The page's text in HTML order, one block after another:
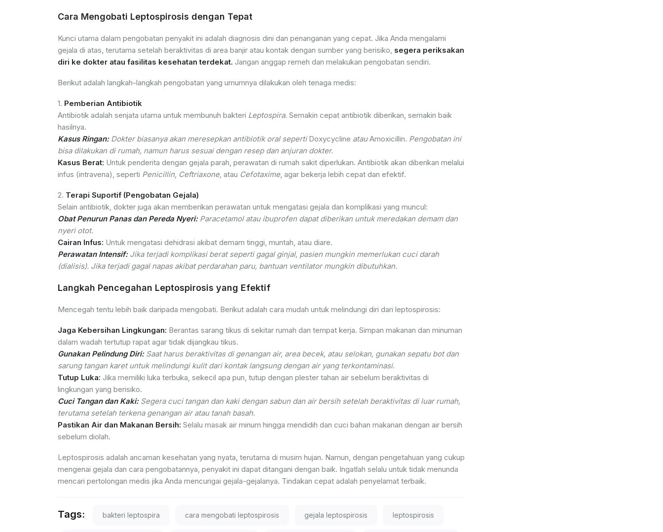
Cara Mengobati Leptospirosis dengan Tepat
Kunci utama dalam pengobatan penyakit ini adalah diagnosis dini dan penanganan yang cepat. Jika Anda mengalami
gejala di atas, terutama setelah beraktivitas di area banjir atau kontak dengan sumber yang berisiko, segera periksakan
diri ke dokter atau fasilitas kesehatan terdekat. Jangan anggap remeh dan melakukan pengobatan sendiri.
Berikut adalah langkah-langkah pengobatan yang umumnya dilakukan oleh tenaga medis:
1. Pemberian Antibiotik
Antibiotik adalah senjata utama untuk membunuh bakteri Leptospira. Semakin cepat antibiotik diberikan, semakin baik
hasilnya.
Kasus Ringan:Dokter biasanya akan meresepkan antibiotik oral sepertiDoxycycline atauAmoxicillin. Pengobatan ini
bisa dilakukan di rumah, namun harus sesuai dengan resep dan anjuran dokter.
Kasus Berat: Untuk penderita dengan gejala parah, perawatan di rumah sakit diperlukan. Antibiotik akan diberikan melalui
infus (intravena), seperti Penicillin, Ceftriaxone, atau Cefotaxime, agar bekerja lebih cepat dan efektif.
2. Terapi Suportif (Pengobatan Gejala)
Selain antibiotik, dokter juga akan memberikan perawatan untuk mengatasi gejala dan komplikasi yang muncul:
Obat Penurun Panas dan Pereda Nyeri:Paracetamol atau ibuprofen dapat diberikan untuk meredakan demam dan
nyeri otot.
Cairan Infus: Untuk mengatasi dehidrasi akibat demam tinggi, muntah, atau diare.
Perawatan Intensif:Jika terjadi komplikasi berat seperti gagal ginjal, pasien mungkin memerlukan cuci darah
(dialisis). Jika terjadi gagal napas akibat perdarahan paru, bantuan ventilator mungkin dibutuhkan.
Langkah Pencegahan Leptospirosis yang Efektif
Mencegah tentu lebih baik daripada mengobati. Berikut adalah cara mudah untuk melindungi diri dari leptospirosis:
Jaga Kebersihan Lingkungan: Berantas sarang tikus di sekitar rumah dan tempat kerja. Simpan makanan dan minuman
dalam wadah tertutup rapat agar tidak dijangkau tikus.
Gunakan Pelindung Diri:Saat harus beraktivitas di genangan air, area becek, atau selokan, gunakan sepatu bot dan
sarung tangan karet untuk melindungi kulit dari kontak langsung dengan air yang terkontaminasi.
Tutup Luka: Jika memiliki luka terbuka, sekecil apa pun, tutup dengan plester tahan air sebelum beraktivitas di
lingkungan yang berisiko.
Cuci Tangan dan Kaki:Segera cuci tangan dan kaki dengan sabun dan air bersih setelah beraktivitas di luar rumah,
terutama setelah terkena genangan air atau tanah basah.
Pastikan Air dan Makanan Bersih: Selalu masak air minum hingga mendidih dan cuci bahan makanan dengan air bersih
sebelum diolah.
Leptospirosis adalah ancaman kesehatan yang nyata, terutama di musim hujan. Namun, dengan pengetahuan yang cukup
mengenai gejala dan cara pengobatannya, penyakit ini dapat ditangani dengan baik. Ingatlah selalu untuk tidak menunda
mencari pertolongan medis jika Anda mencurigai gejala-gejalanya. Tindakan cepat adalah penyelamat terbaik.
Tags: bakteri leptospira cara mengobati leptospirosis gejala leptospirosis leptospirosis